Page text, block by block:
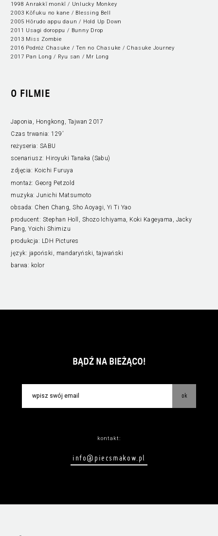
O FILMIE
Japonia, Hongkong, Tajwan 2017
Czas trwania: 129’
reżyseria: SABU
scenariusz: Hiroyuki Tanaka (Sabu)
zdjęcia: Koichi Furuya
montaż: Georg Petzold
muzyka:Junichi Matsumoto
obsada: Chen Chang, Sho Aoyagi, Yi Ti Yao
producent: Stephan Holl, Shozo Ichiyama, Koki Kageyama, Jacky
Pang, Yoichi Shimizu
produkcja: LDH Pictures
język: japoński, mandaryński, tajwański
barwa: kolor
1998 Anrakkī monkī / Unlucky Monkey
2003 Kōfuku no kane / Blessing Bell
2005 Hōrudo appu daun / Hold Up Down
2011 Usagi doroppu / Bunny Drop
2013 Miss Zombie
2016 Podróż Chasuke / Ten no Chasuke / Chasuke Journey
2017 Pan Long / Ryu san / Mr Long
BĄDŹ NA BIEŻĄCO!
ok
kontakt:
info@piecsmakow.pl